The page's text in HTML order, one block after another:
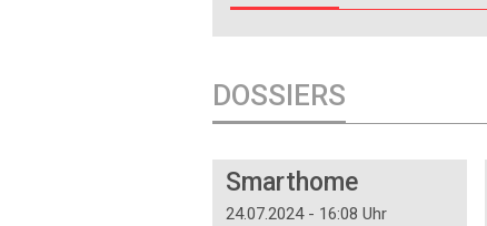
DOSSIERS
Smarthome
24.07.2024 - 16:08 Uhr